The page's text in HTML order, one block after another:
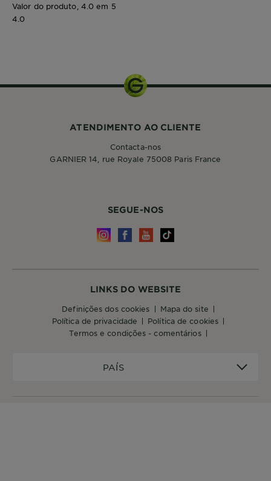
Valor do produto, 4.0 em 5
4.0
PAÍS
LINKS DO WEBSITE
definições dos cookies
mapa do site
política de privacidade
política de cookies
termos e condições - comentários
SEGUE-NOS
ATENDIMENTO AO CLIENTE
Contacta-nos
GARNIER 14, rue Royale 75008 Paris France